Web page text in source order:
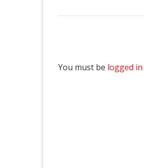
You must be logged in